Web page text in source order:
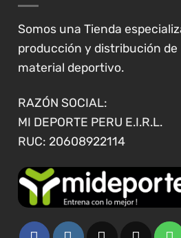
Somos una Tienda
producción y distribución de
material deportivo.
RAZÓN SOCIAL:
MI DEPORTE PERU E.I.R.L.
RUC: 20608922114